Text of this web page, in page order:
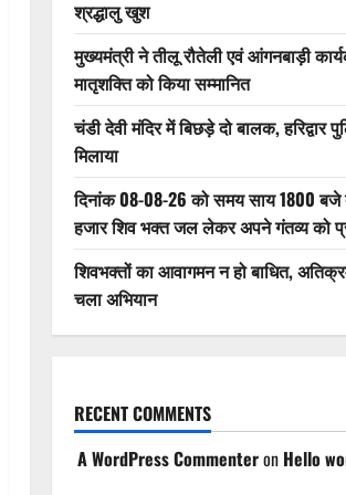
श्रद्धालु खुश
मुख्यमंत्री ने तीलू रौतेली एवं आंगनबाड़ी
मातृशक्ति को किया सम्मानित
चंडी देवी मंदिर में बिछड़े दो बालक, हरिद्वार
मिलाया
दिनांक 08-08-26 को समय साय 1800
हजार शिव भक्त जल लेकर अपने गंतव्य को
शिवभक्तों का आवागमन न हो बाधित,
चला अभियान
RECENT COMMENTS
A WordPress Commenteron Hello